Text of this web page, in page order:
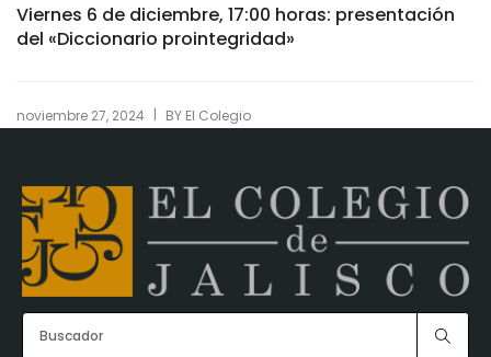
Viernes 6 de diciembre, 17:00 horas: presentación
del «Diccionario prointegridad»
noviembre 27, 2024 BY El Colegio